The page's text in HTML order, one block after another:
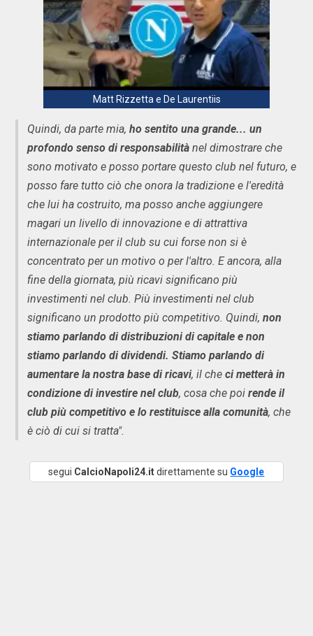
Matt Rizzetta e De Laurentiis
Quindi, da parte mia, ho sentito una grande... un
profondo senso di responsabilità nel dimostrare che
sono motivato e posso portare questo club nel futuro, e
posso fare tutto ciò che onora la tradizione e l'eredità
che lui ha costruito, ma posso anche aggiungere
magari un livello di innovazione e di attrattiva
internazionale per il club su cui forse non si è
concentrato per un motivo o per l'altro. E ancora, alla
fine della giornata, più ricavi significano più
investimenti nel club. Più investimenti nel club
significano un prodotto più competitivo. Quindi, non
stiamo parlando di distribuzioni di capitale e non
stiamo parlando di dividendi. Stiamo parlando di
aumentare la nostra base di ricavi, il che ci metterà in
condizione di investire nel club, cosa che poi rende il
club più competitivo e lo restituisce alla comunità, che
è ciò di cui si tratta".
segui CalcioNapoli24.itdirettamente su Google